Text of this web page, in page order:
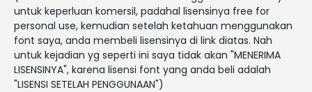
untuk keperluan komersil, padahal lisensinya free for
personal use, kemudian setelah ketahuan menggunakan
font saya, anda membeli lisensinya di link diatas. Nah
untuk kejadian yg seperti ini saya tidak akan "MENERIMA
LISENSINYA", karena lisensi font yang anda beli adalah
"LISENSI SETELAH PENGGUNAAN")